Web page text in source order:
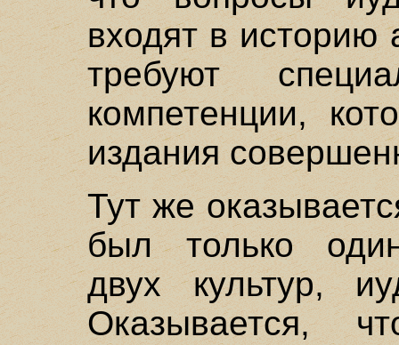
входят в историю
требуют
компетенции,
издания
Тут же
был только
двух культур,
Оказывается,